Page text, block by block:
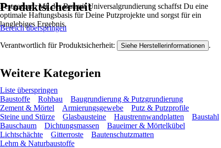
Festgezurrt: Mit der Baumit Universalgrundierung schaffst Du eine
optimale Haftungsbasis für Deine Putzprojekte und sorgst für ein
langlebiges Ergebnis.
Produktsicherheit
Bereich überspringen
Verantwortlich für Produktsicherheit: Siehe Herstellerinformationen .
Weitere Kategorien
Liste überspringen
Baustoffe
Rohbau
Baugrundierung & Putzgrundierung
Zement & Mörtel
Armierungsgewebe
Putz & Putzprofile
Steine und Stürze
Glasbausteine Haustrennwandplatten
Baustahl
Bauschaum
Dichtungsmassen
Baueimer & Mörtelkübel
Lichtschächte
Gitterroste
Bautenschutzmatten
Lehm & Naturbaustoffe